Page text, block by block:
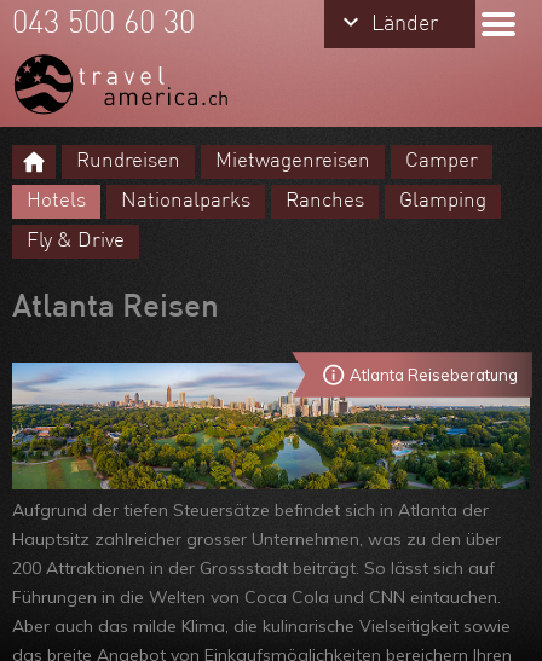
Meine Favoriten
Team
Feedbacks
Kontakt
ARVB
keyboard_arrow_down Länder
Alaska
Kanada
keyboard_arrow_down Länder
043 500 60 30
Rundreisen Mietwagenreisen
Camper
Hotels
Nationalparks Ranches
Glamping
Fly & Drive
Atlanta Reisen
Atlanta Reiseberatung
Aufgrund der tiefen Steuersätze befindet sich in Atlanta der
Hauptsitz zahlreicher grosser Unternehmen, was zu den über
200 Attraktionen in der Grossstadt beiträgt. So lässt sich auf
Führungen in die Welten von Coca Cola und CNN eintauchen.
Aber auch das milde Klima, die kulinarische Vielseitigkeit sowie
das breite Angebot von Einkaufsmöglichkeiten bereichern Ihren